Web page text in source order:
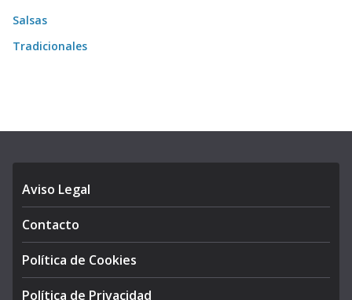
Salsas
Tradicionales
Aviso Legal
Contacto
Política de Cookies
Política de Privacidad